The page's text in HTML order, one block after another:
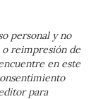
personal y no
reimpresión de
en este
para